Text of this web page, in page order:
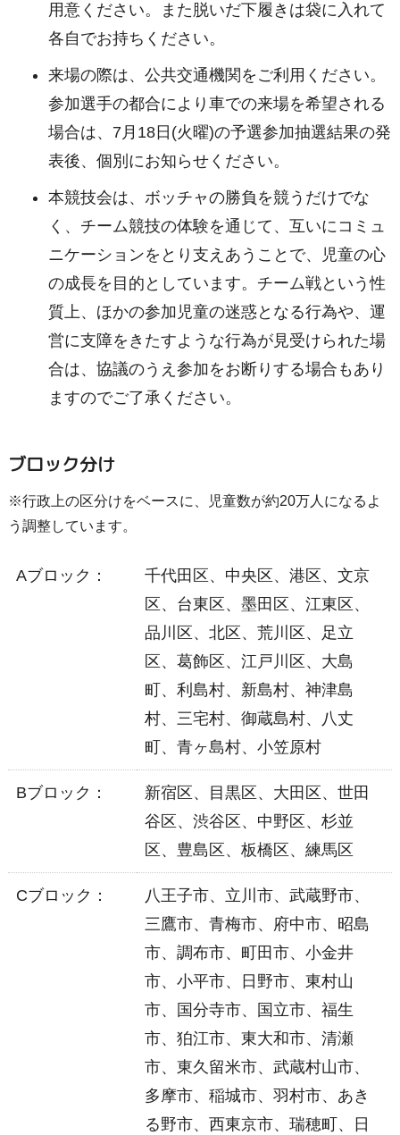
用意ください。また脱いだ下履きは袋に入れて
各自でお持ちください。
来場の際は、公共交通機関をご利用ください。
参加選手の都合により車での来場を希望される
場合は、7月18日(火曜)の予選参加抽選結果の発
表後、個別にお知らせください。
本競技会は、ボッチャの勝負を競うだけでな
く、チーム競技の体験を通じて、互いにコミュ
ニケーションをとり支えあうことで、児童の心
の成長を目的としています。チーム戦という性
質上、ほかの参加児童の迷惑となる行為や、運
営に支障をきたすような行為が見受けられた場
合は、協議のうえ参加をお断りする場合もあり
ますのでご了承ください。
ブロック分け
※行政上の区分けをベースに、児童数が約20万人になるよ
う調整しています。
Aブロック：
千代田区、中央区、港区、文京
区、台東区、墨田区、江東区、
品川区、北区、荒川区、足立
区、葛飾区、江戸川区、大島
町、利島村、新島村、神津島
村、三宅村、御蔵島村、八丈
町、青ヶ島村、小笠原村
Bブロック：
新宿区、目黒区、大田区、世田
谷区、渋谷区、中野区、杉並
区、豊島区、板橋区、練馬区
Cブロック：
八王子市、立川市、武蔵野市、
三鷹市、青梅市、府中市、昭島
市、調布市、町田市、小金井
市、小平市、日野市、東村山
市、国分寺市、国立市、福生
市、狛江市、東大和市、清瀬
市、東久留米市、武蔵村山市、
多摩市、稲城市、羽村市、あき
る野市、西東京市、瑞穂町、日